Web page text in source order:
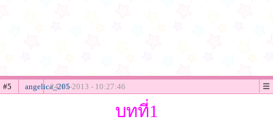
#5 angelica_20524-11-2013 - 10:27:46
บทที่1